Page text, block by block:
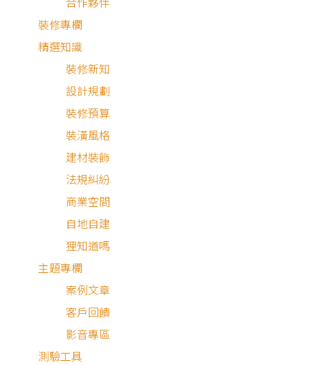
裝修專欄
精選知識
裝修新知
設計規劃
裝修預算
裝潢風格
建材裝飾
法規糾紛
商業空間
自地自建
狸知道嗎
主題專欄
案例文章
客戶回饋
影音專區
測驗工具
屋主需求與設計理念
這個透天宅設計在現代風的基礎之上，更融入了極簡的概念
屋主希望家中不要被櫃子佔滿，尤其是客廳務必保持寬敞、
空，其餘臥室空間僅規劃基本的衣櫃等等，將預算放在整體
氛圍營造上。